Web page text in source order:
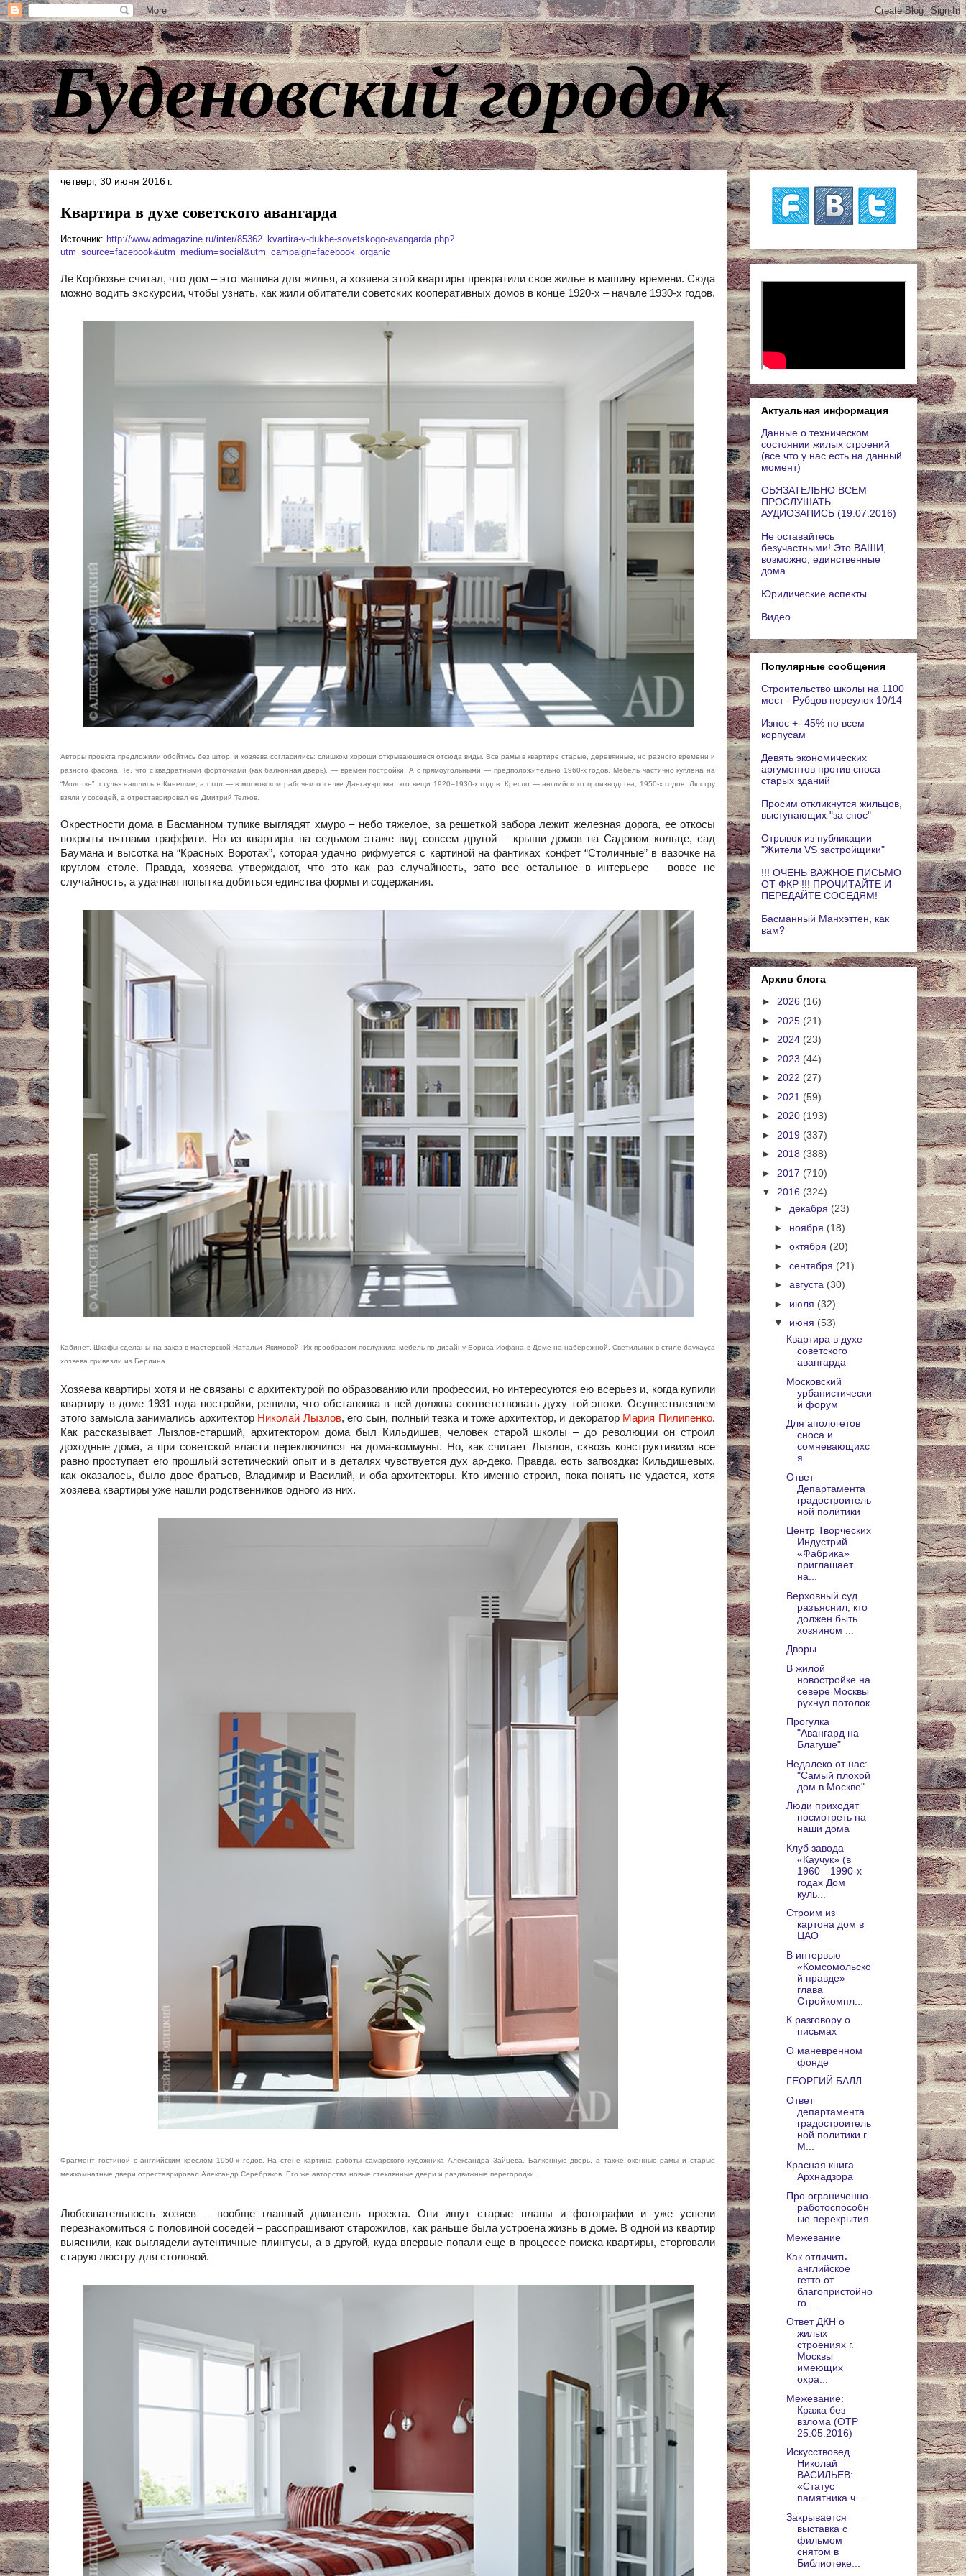
Буденовский городок
четверг, 30 июня 2016 г.
Квартира в духе советского авангарда
Источник: http://www.admagazine.ru/inter/85362_kvartira-v-dukhe-sovetskogo-avangarda.php?
utm_source=facebook&utm_medium=social&utm_campaign=facebook_organic
Ле Корбюзье считал, что дом – это машина для жилья, а хозяева этой квартиры превратили свое жилье в машину времени. Сюда
можно водить экскурсии, чтобы узнать, как жили обитатели советских кооперативных домов в конце 1920‑х – начале 1930‑х годов.
Авторы проекта предложили обойтись без штор, и хозяева согласились: слишком хороши открывающиеся отсюда виды. Все рамы в квартире старые, деревянные, но разного времени и
разного фасона. Те, что с квадратными форточками (как балконная дверь), — времен постройки. А с прямоугольными — предположительно 1960‑х годов. Мебель частично куплена на
“Молотке”: стулья нашлись в Кинешме, а стол — в московском рабочем поселке Дангауэровка, это вещи 1920–1930‑х годов. Кресло — английского производства, 1950‑х годов. Люстру
взяли у соседей, а отреставрировал ее Дмитрий Телков.
Окрестности дома в Басманном тупике выглядят хмуро – небо тяжелое, за решеткой забора лежит железная дорога, ее откосы
покрыты пятнами граффити. Но из квартиры на седьмом этаже вид совсем другой – крыши домов на Садовом кольце, сад
Баумана и высотка на “Красных Воротах”, которая удачно рифмуется с картиной на фантиках конфет “Столичные” в вазочке на
круглом столе. Правда, хозяева утверждают, что это как раз случайность, зато все остальное в интерьере – вовсе не
случайность, а удачная попытка добиться единства формы и содержания.
Кабинет. Шкафы сделаны на заказ в мастерской Натальи Якимовой. Их прообразом послужила мебель по дизайну Бориса Иофана в Доме на набережной. Светильник в стиле баухауса
хозяева привезли из Берлина.
Хозяева квартиры хотя и не связаны с архитектурой по образованию или профессии, но интересуются ею всерьез и, когда купили
квартиру в доме 1931 года постройки, решили, что обстановка в ней должна соответствовать духу той эпохи. Осуществлением
этого замысла занимались архитектор Николай Лызлов, его сын, полный тезка и тоже архитектор, и декоратор Мария Пилипенко.
Как рассказывает Лызлов-старший, архитектором дома был Кильдишев, человек старой школы – до революции он строил
доходные дома, а при советской власти переключился на дома-коммуны. Но, как считает Лызлов, сквозь конструктивизм все
равно проступает его прошлый эстетический опыт и в деталях чувствуется дух ар-деко. Правда, есть загвоздка: Кильдишевых,
как оказалось, было двое братьев, Владимир и Василий, и оба архитекторы. Кто именно строил, пока понять не удается, хотя
хозяева квартиры уже нашли родственников одного из них.
Фрагмент гостиной с английским креслом 1950-х годов. На стене картина работы самарского художника Александра Зайцева. Балконную дверь, а также оконные рамы и старые
межкомнатные двери отреставрировал Александр Серебряков. Его же авторства новые стеклянные двери и раздвижные перегородки.
Любознательность хозяев – вообще главный двигатель проекта. Они ищут старые планы и фотографии и уже успели
перезнакомиться с половиной соседей – расспрашивают старожилов, как раньше была устроена жизнь в доме. В одной из квартир
выяснили, как выглядели аутентичные плинтусы, а в другой, куда впервые попали еще в процессе поиска квартиры, сторговали
старую люстру для столовой.
Актуальная информация
Данные о техническом
состоянии жилых строений
(все что у нас есть на данный
момент)
ОБЯЗАТЕЛЬНО ВСЕМ
ПРОСЛУШАТЬ
АУДИОЗАПИСЬ (19.07.2016)
Не оставайтесь
безучастными! Это ВАШИ,
возможно, единственные
дома.
Юридические аспекты
Видео
Популярные сообщения
Строительство школы на 1100
мест - Рубцов переулок 10/14
Износ +- 45% по всем
корпусам
Девять экономических
аргументов против сноса
старых зданий
Просим откликнутся жильцов,
выступающих "за снос"
Отрывок из публикации
"Жители VS застройщики"
!!! ОЧЕНЬ ВАЖНОЕ ПИСЬМО
ОТ ФКР !!! ПРОЧИТАЙТЕ И
ПЕРЕДАЙТЕ СОСЕДЯМ!
Басманный Манхэттен, как
вам?
Архив блога
► 2026 (16)
► 2025 (21)
► 2024 (23)
► 2023 (44)
► 2022 (27)
► 2021 (59)
► 2020 (193)
► 2019 (337)
► 2018 (388)
► 2017 (710)
▼ 2016 (324)
► декабря (23)
► ноября (18)
► октября (20)
► сентября (21)
► августа (30)
► июля (32)
▼ июня (53)
Квартира в духе
советского
авангарда
Московский
урбанистически
й форум
Для апологетов
сноса и
сомневающихс
я
Ответ
Департамента
градостроитель
ной политики
Центр Творческих
Индустрий
«Фабрика»
приглашает
на...
Верховный суд
разъяснил, кто
должен быть
хозяином ...
Дворы
В жилой
новостройке на
севере Москвы
рухнул потолок
Прогулка
"Авангард на
Благуше"
Недалеко от нас:
"Самый плохой
дом в Москве"
Люди приходят
посмотреть на
наши дома
Клуб завода
«Каучук» (в
1960—1990-х
годах Дом
куль...
Строим из
картона дом в
ЦАО
В интервью
«Комсомольско
й правде»
глава
Стройкомпл...
К разговору о
письмах
О маневренном
фонде
ГЕОРГИЙ БАЛЛ
Ответ
департамента
градостроитель
ной политики г.
М...
Красная книга
Архнадзора
Про ограниченно-
работоспособн
ые перекрытия
Межевание
Как отличить
английское
гетто от
благопристойно
го ...
Ответ ДКН о
жилых
строениях г.
Москвы
имеющих
охра...
Межевание:
Кража без
взлома (ОТР
25.05.2016)
Искусствовед
Николай
ВАСИЛЬЕВ:
«Статус
памятника ч...
Закрывается
выставка с
фильмом
снятом в
Библиотеке...